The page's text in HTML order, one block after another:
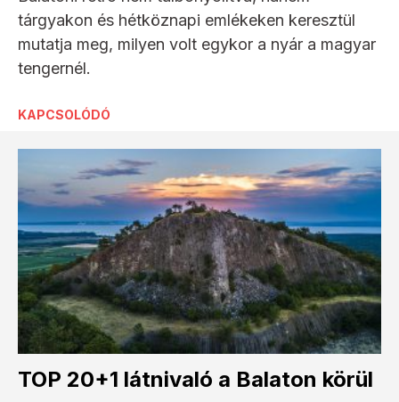
tárgyakon és hétköznapi emlékeken keresztül
mutatja meg, milyen volt egykor a nyár a magyar
tengernél.
KAPCSOLÓDÓ
TOP 20+1 látnivaló a Balaton körül